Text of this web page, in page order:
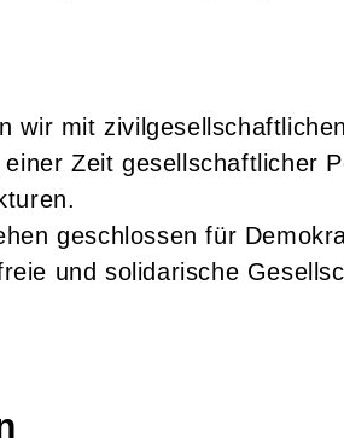
wir mit
Zeit gesellschaftlicher
geschlossen für
und solidarische